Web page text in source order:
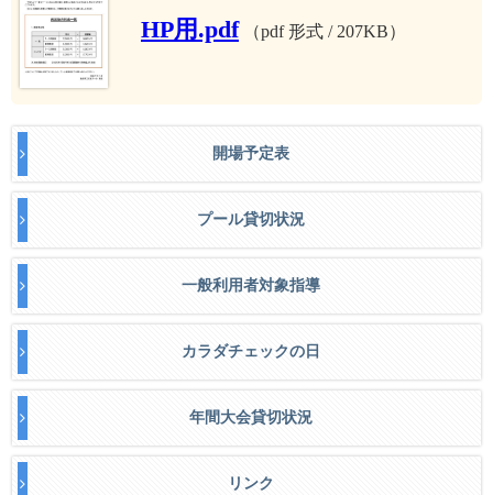
HP用.pdf （pdf 形式 / 207KB）
開場予定表
プール貸切状況
一般利用者対象指導
カラダチェックの日
年間大会貸切状況
リンク